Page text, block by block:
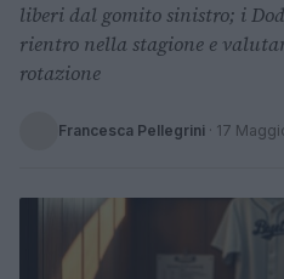
liberi dal gomito sinistro; i
rientro nella stagione e
rotazione
Francesca Pellegrini · 17